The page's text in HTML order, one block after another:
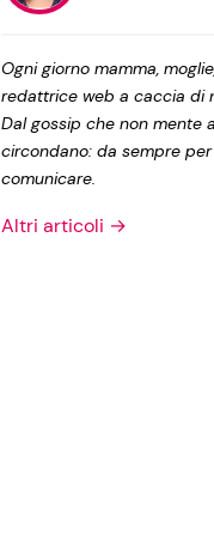
Privacy Policy
Ogni giorno mamma,
redattrice web a caccia di
Dal gossip che non mente
circondano: da sempre
comunicare.
Altri articoli →